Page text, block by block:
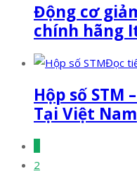
Động cơ
chính hãng
Đọc
Hộp số STM
Tại Việt Nam
2